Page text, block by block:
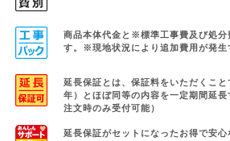
商品本体代金と※標準工事費及び処
す。 ※現地状況により追加費用が発生
延長保証とは、保証料をいただくこ
年）とほぼ同等の内容を一定期間延
注文時のみ受付可能）
延長保証がセットになったお得で安心